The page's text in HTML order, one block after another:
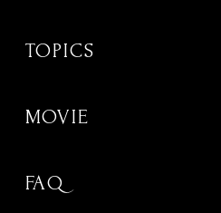
TOPICS
MOVIE
FAQ